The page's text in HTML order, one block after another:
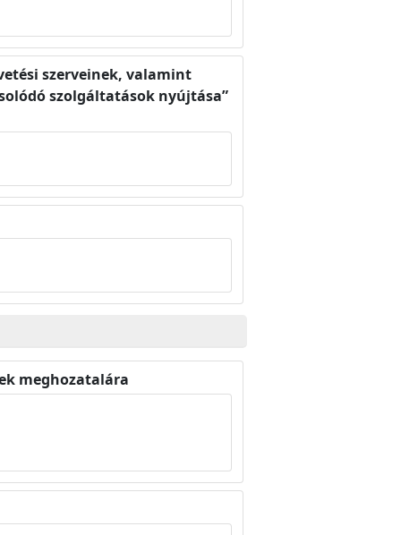
szerveinek, valamint
szolgáltatások nyújtása”
meghozatalára